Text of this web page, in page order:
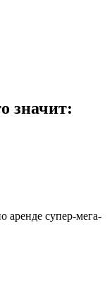
значит:
аренде супер-мега-